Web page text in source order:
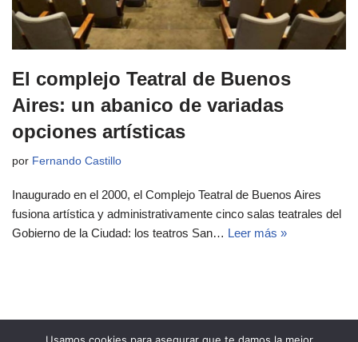
El complejo Teatral de Buenos
Aires: un abanico de variadas
opciones artísticas
por Fernando Castillo
Inaugurado en el 2000, el Complejo Teatral de Buenos Aires
fusiona artística y administrativamente cinco salas teatrales del
Gobierno de la Ciudad: los teatros San… Leer más »